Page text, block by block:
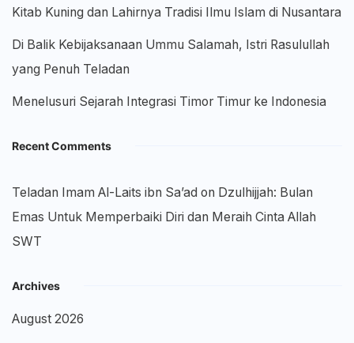
Kitab Kuning dan Lahirnya Tradisi Ilmu Islam di Nusantara
Di Balik Kebijaksanaan Ummu Salamah, Istri Rasulullah
yang Penuh Teladan
Menelusuri Sejarah Integrasi Timor Timur ke Indonesia
Recent Comments
Teladan Imam Al-Laits ibn Sa’ad on Dzulhijjah: Bulan
Emas Untuk Memperbaiki Diri dan Meraih Cinta Allah
SWT
Archives
August 2026